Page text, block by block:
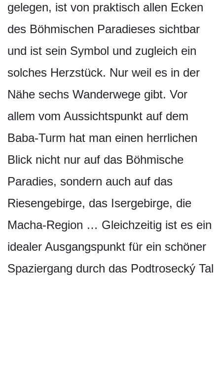
gelegen, ist von praktisch allen Ecken
des Böhmischen Paradieses sichtbar
und ist sein Symbol und zugleich ein
solches Herzstück. Nur weil es in der
Nähe sechs Wanderwege gibt. Vor
allem vom Aussichtspunkt auf dem
Baba-Turm hat man einen herrlichen
Blick nicht nur auf das Böhmische
Paradies, sondern auch auf das
Riesengebirge, das Isergebirge, die
Macha-Region … Gleichzeitig ist es ein
idealer Ausgangspunkt für ein schöner
Spaziergang durch das Podtrosecký Tal